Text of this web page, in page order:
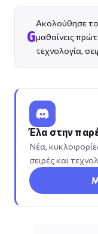
G
Ακολούθησε το
μαθαίνεις
τεχνολογία,
Έλα στην
Νέα,
σειρές και